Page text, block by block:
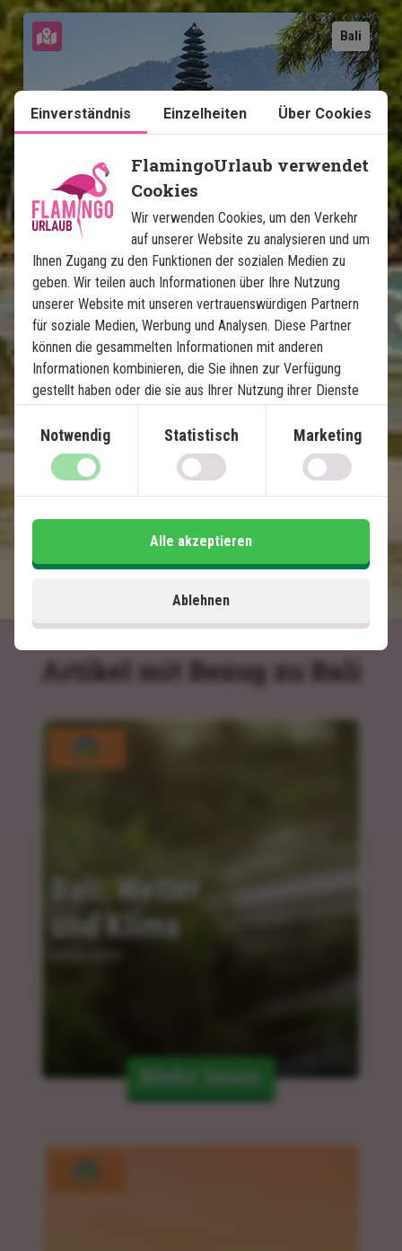
Bali
Bali Highlights & Strandurlaub
auf Nusa Lembongan
8 Nächte Rundreise - Ubud, Lovina und Sanur
3-Nächte-Strandurlaub auf Nusa Lembongan
Privater deutscher Fahrer/Reiseleiter
4-Sterne Hotels mit Schwimmbad
Tempel, Reis - Terrassen und Lavastrände
Inselatmosphäre, paradiesische Strände und
Schnorcheln
Viele Erlebnisse inklusive
14 Tage
Person ab 1.650€ Mehr lesen
Artikel mit Bezug zu Bali
Bali: Wetter
und Klima
Mehr lesen
Einverständnis Einzelheiten Über Cookies
FlamingoUrlaub verwendet
Cookies
Wir verwenden Cookies, um den Verkehr
auf unserer Website zu analysieren und um
Ihnen Zugang zu den Funktionen der sozialen Medien zu
geben. Wir teilen auch Informationen über Ihre Nutzung
unserer Website mit unseren vertrauenswürdigen Partnern
für soziale Medien, Werbung und Analysen. Diese Partner
können die gesammelten Informationen mit anderen
Informationen kombinieren, die Sie ihnen zur Verfügung
gestellt haben oder die sie aus Ihrer Nutzung ihrer Dienste
Notwendig Statistisch Marketing
Ablehnen
Alle akzeptieren